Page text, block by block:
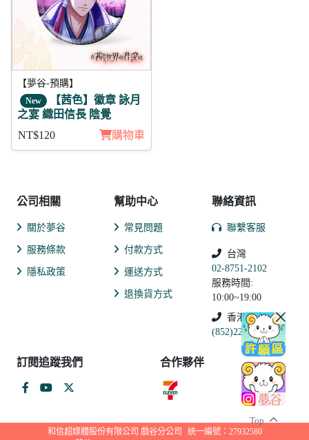
Top
【夢谷-預購】
New 【茜色】徽章 詠月
之宴 織田信長 陰覺
NT$120
購物車
公司相關
關於夢谷
服務條款
隱私政策
幫助中心
常見問題
付款方式
運送方式
退換貨方式
聯絡資訊
聯繫客服
台灣
02-8751-2102
服務時間:
10:00~19:00
香港
(852)2250-9311
訂閱追蹤我們 合作夥伴
和信超媒體股份有限公司 戲谷分公司
統一編號：27932580